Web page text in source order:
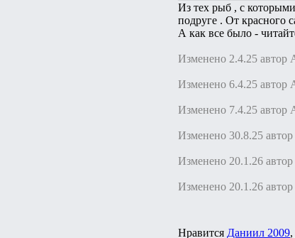
Из тех рыб , с
подруге . От красного
А как все было -
Изменено 2.4.25 автор
Изменено 6.4.25 автор
Изменено 7.4.25 автор
Изменено 30.8.25
Изменено 20.1.26
Изменено 20.1.26
Нравится Даниил 2009,